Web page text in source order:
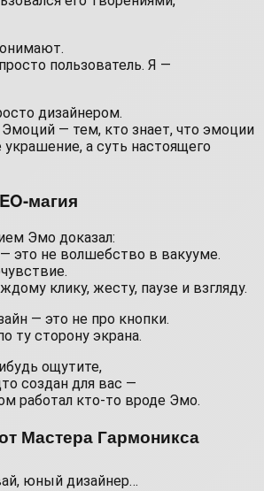
пользователь. Я —
дизайнером.
— тем, кто знает, что эмоции
а суть настоящего
магия
Эмо доказал:
это не волшебство в вакууме.
клику, жесту, паузе и взгляду.
— это не про кнопки.
ту сторону экрана.
ощутите,
создан для вас —
работал кто-то вроде Эмо.
Мастера Гармоникса
юный дизайнер…